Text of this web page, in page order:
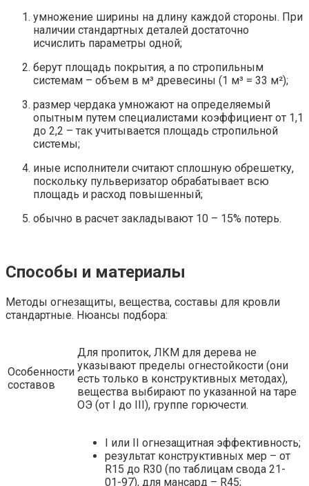
умножение ширины на длину каждой стороны. При
наличии стандартных деталей достаточно
исчислить параметры одной;
берут площадь покрытия, а по стропильным
системам – объем в м³ древесины (1 м³ = 33 м²);
размер чердака умножают на определяемый
опытным путем специалистами коэффициент от 1,1
до 2,2 – так учитывается площадь стропильной
системы;
иные исполнители считают сплошную обрешетку,
поскольку пульверизатор обрабатывает всю
площадь и расход повышенный;
обычно в расчет закладывают 10 – 15% потерь.
Способы и материалы
Методы огнезащиты, вещества, составы для кровли
стандартные. Нюансы подбора:
Особенности
составов
Для пропиток, ЛКМ для дерева не
указывают пределы огнестойкости (они
есть только в конструктивных методах),
вещества выбирают по указанной на таре
ОЭ (от I до III), группе горючести.
I или II огнезащитная эффективность;
результат конструктивных мер – от
R15 до R30 (по таблицам свода 21-
01-97), для мансард – R45;